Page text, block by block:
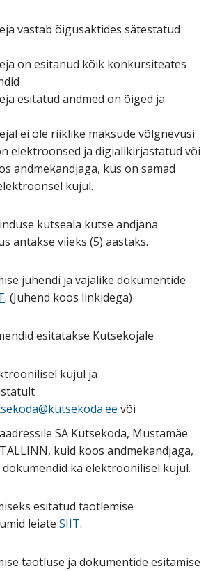
vastab õigusaktides sätestatud
on esitanud kõik konkursiteates
esitatud andmed on õiged ja
ei ole riiklike maksude võlgnevusi
elektroonsed ja digiallkirjastatud või
andmekandjaga, kus on samad
kujul.
kutseala kutse andjana
antakse viieks (5) aastaks.
juhendi ja vajalike dokumentide
. (Juhend koos linkidega)
esitatakse Kutsekojale
kujul ja
või
SA Kutsekoda, Mustamäe
kuid koos andmekandjaga,
dokumendid ka elektroonilisel kujul.
esitatud taotlemise
leiate SIIT.
taotluse ja dokumentide esitamise